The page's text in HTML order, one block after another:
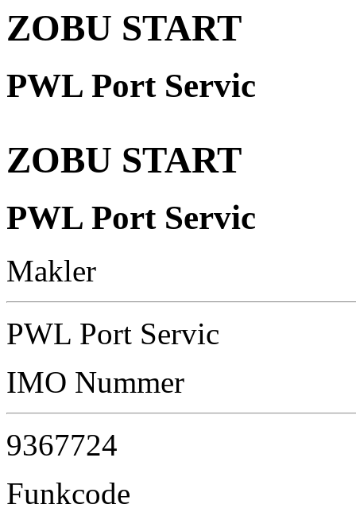
ZOBU START
PWL Port Servic
ZOBU START
PWL Port Servic
Makler
PWL Port Servic
IMO Nummer
9367724
Funkcode